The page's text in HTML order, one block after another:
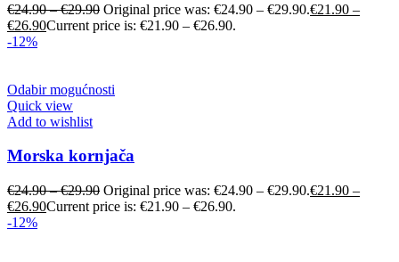
€24.90–€29.90 Original price was: €24.90 – €29.90.€21.90 –
€26.90Current price is: €21.90 – €26.90.
-12%
Odabir mogućnosti
Quick view
Add to wishlist
Morska kornjača
€24.90–€29.90 Original price was: €24.90 – €29.90.€21.90 –
€26.90Current price is: €21.90 – €26.90.
-12%